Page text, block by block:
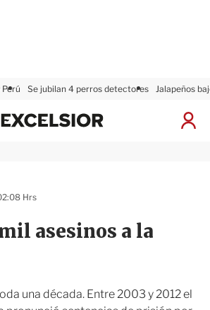
Se jubilan 4 perros detectores Jalapeños
I
n
x
asesinos a la
una década. Entre 2003 y 2012 el
Hrs